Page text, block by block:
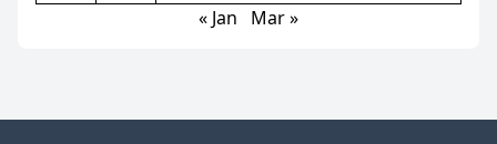
« Jan
Mar »